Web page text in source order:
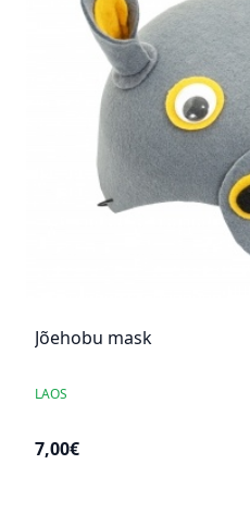
Jõehobu mask
LAOS
7,00€